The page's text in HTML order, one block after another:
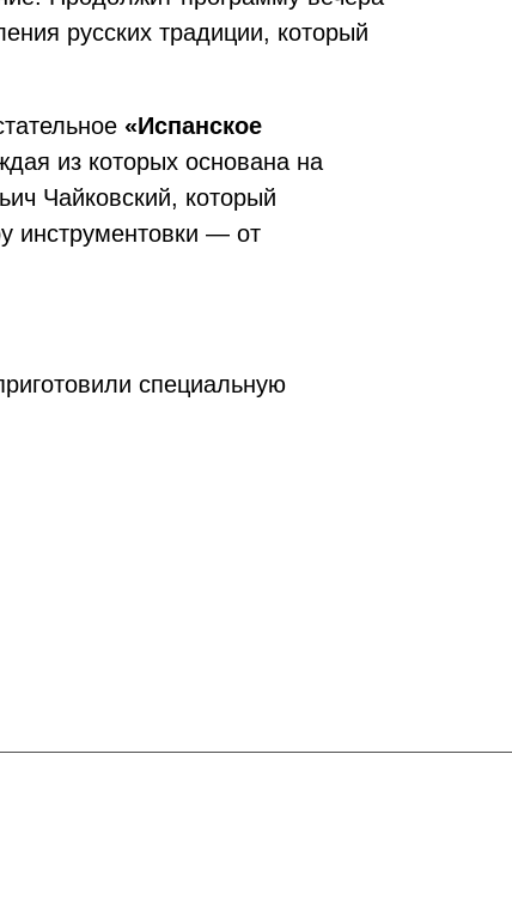
русских традиции, который
«Испанское
из которых основана на
Чайковский, который
инструментовки — от
специальную